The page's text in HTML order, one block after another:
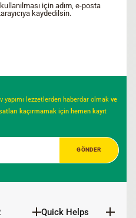
için adım, e-posta
kaydedilsin.
yapımı lezzetlerden haberdar olmak ve
kaçırmamak için hemen kayıt
Quick Helps